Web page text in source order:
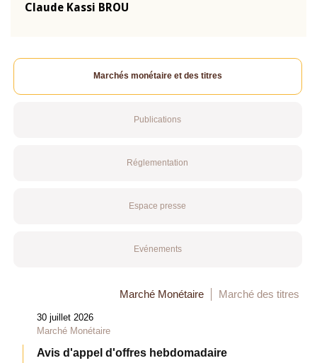
Claude Kassi BROU
Marchés monétaire et des titres
Publications
Réglementation
Espace presse
Evénements
Marché Monétaire Marché des titres
30 juillet 2026
Marché Monétaire
Avis d'appel d'offres hebdomadaire